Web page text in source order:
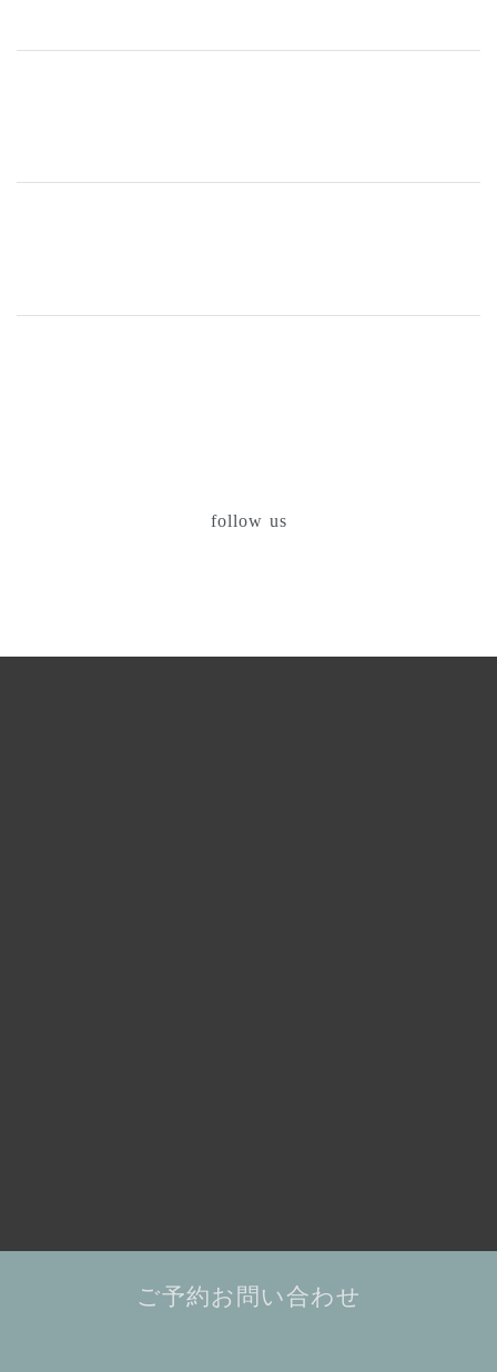
follow us
ご予約お問い合わせ